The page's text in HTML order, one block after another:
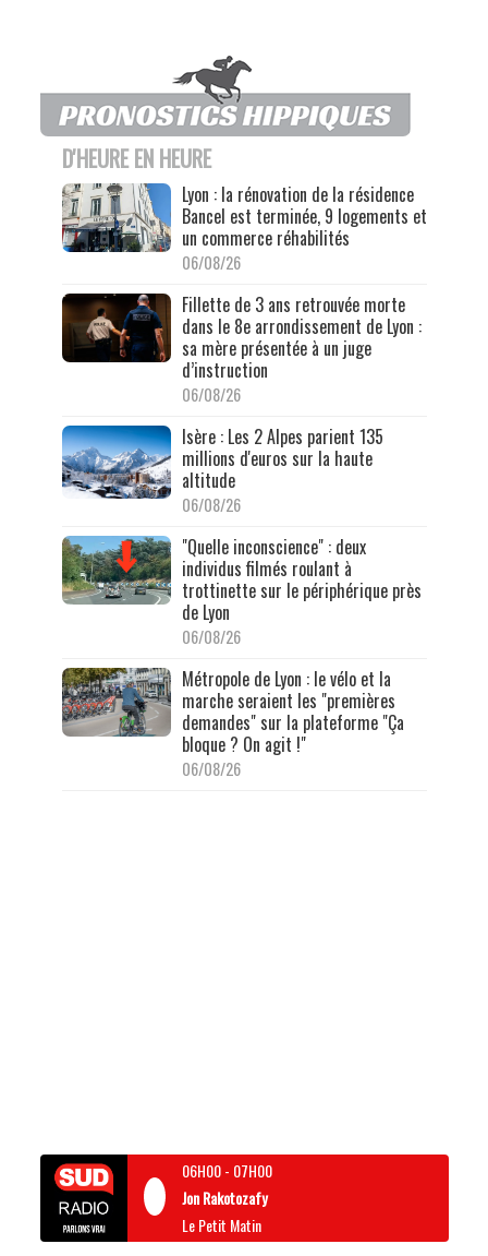
D'HEURE EN HEURE
Lyon : la rénovation de la résidence
Bancel est terminée, 9 logements et
un commerce réhabilités
06/08/26
Fillette de 3 ans retrouvée morte
dans le 8e arrondissement de Lyon :
sa mère présentée à un juge
d’instruction
06/08/26
Isère : Les 2 Alpes parient 135
millions d'euros sur la haute
altitude
06/08/26
"Quelle inconscience" : deux
individus filmés roulant à
trottinette sur le périphérique près
de Lyon
06/08/26
Métropole de Lyon : le vélo et la
marche seraient les "premières
demandes" sur la plateforme "Ça
bloque ? On agit !"
06/08/26
06H00- 07H00
Jon Rakotozafy
Le Petit Matin